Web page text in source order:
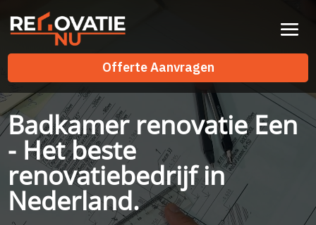
Offerte Aanvragen
Offerte Aanvragen
Badkamer renovatie Een
- Het beste
renovatiebedrijf in
Nederland.